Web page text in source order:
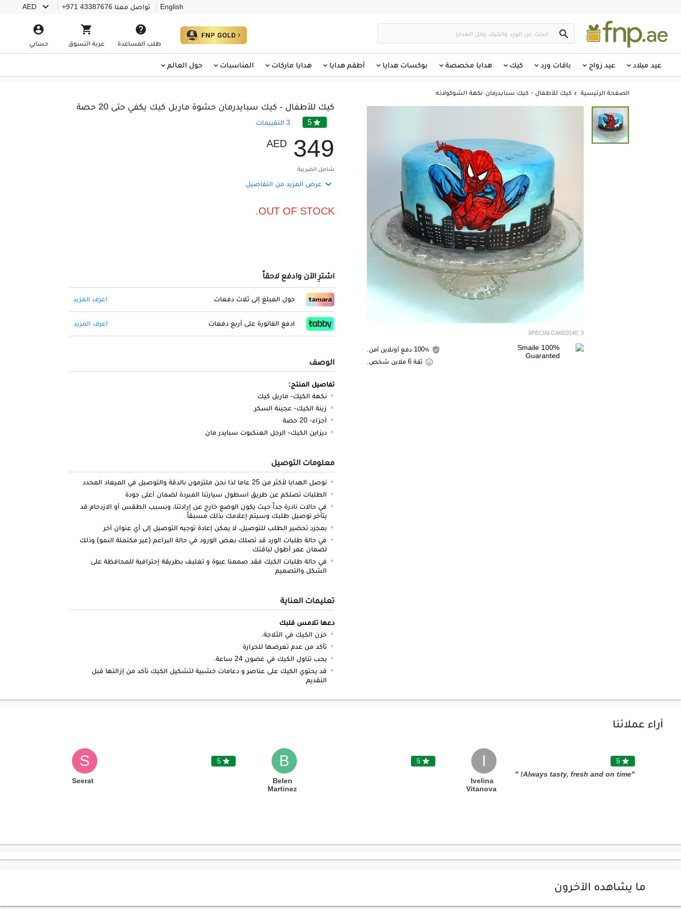
English تواصل معنا +971 43387676
AED 


طلب المساعدة

عربة التسوق

حسابي
عيد ميلاد عيد زواج باقات ورد كيك هدايا مخصصة بوكسات هدايا أطقم هدايا هدايا ماركات المناسبات حول العالم
الصفحة الرئيسية  كيك للأطفال - كيك سبايدرمان نكهة الشوكولاته
SPECIALCAKE0140_3
ثقة 6 ملاين شخص.
كيك للأطفال - كيك سبايدرمان حشوة ماربل كيك يكفي حتى 20 حصة
5
3 التقييمات
AED 349
شامل الضريبة
 عرض المزيد من التفاصيل
OUT OF STOCK.
اشترِ الآن وادفع لاحقاً
حول المبلغ إلى ثلاث دفعات اعرف المزيد
ادفع الفاتورة على أربع دفعات اعرف المزيد
الوصف
تفاصيل المنتج:
نكهة الكيك- ماربل كيك
زينة الكيك- عجينة السكر.
أجزاء- 20 حصة
ديزاين الكيك- الرجل العنكبوت سبايدر مان
معلومات التوصيل
نوصل الهدايا لأكثر من 25 عاما لذا نحن ملتزمون بالدقة والتوصيل في الميعاد المحدد
الطلبات تصلكم عن طريق اسطول سيارتنا المبردة لضمان أعلى جودة
في حالات نادرة جداً حيث يكون الوضع خارج عن إرادتنا، وبسبب الطقس أو الازدحام قد
يتأخر توصيل طلبك وسيتم إعلامك بذلك مسبقاً.
بمجرد تحضير الطلب للتوصيل، لا يمكن إعادة توجيه التوصيل إلى أي عنوان آخر
في حالة طلبات الورد قد تصلك بعض الورود في حالة البراعم (غير مكتملة النمو) وذلك
لضمان عمر أطول لباقتك
في حالة طلبات الكيك فقد صممنا عبوة و تغليف بطريقة إحترافية للمحافظة على
الشكل والتصميم
تعليمات العناية
دعها تلامس قلبك
خزن الكيك في الثلاجة.
تأكد من عدم تعرضها للحرارة
يجب تناول الكيك في غضون 24 ساعة.
قد يحتوي الكيك على عناصر و دعامات خشبية لتشكيل الكيك تأكد من إزالتها قبل
التقديم
آراء عملائنا
I
Ivelina
Vitanova
5
"Always tasty, fresh and on time! "
B
Belen
Martinez
5
S
Seerat
5
ما يشاهده الآخرون